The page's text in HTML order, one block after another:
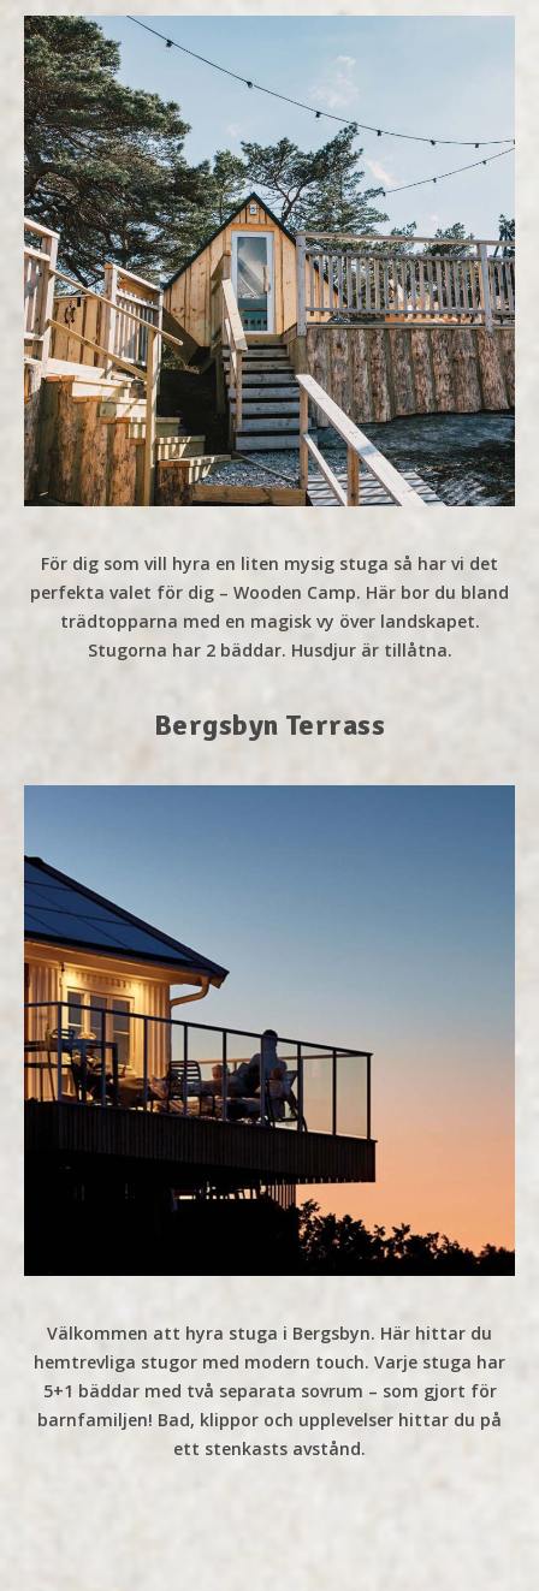
För dig som vill hyra en liten mysig stuga så har vi det
perfekta valet för dig – Wooden Camp. Här bor du bland
trädtopparna med en magisk vy över landskapet.
Stugorna har 2 bäddar. Husdjur är tillåtna.
Bergsbyn Terrass
Välkommen att hyra stuga i Bergsbyn. Här hittar du
hemtrevliga stugor med modern touch. Varje stuga har
5+1 bäddar med två separata sovrum – som gjort för
barnfamiljen! Bad, klippor och upplevelser hittar du på
ett stenkasts avstånd.